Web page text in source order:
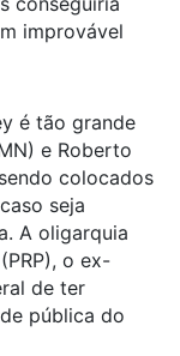
improvável
é tão grande
e Roberto
colocados
seja
A oligarquia
o ex-
de ter
pública do